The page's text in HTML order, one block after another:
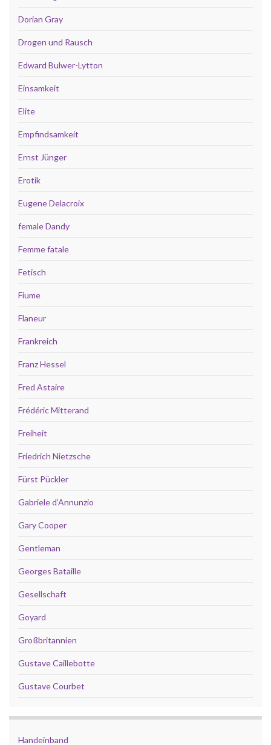
Dorian Gray
Drogen und Rausch
Edward Bulwer-Lytton
Einsamkeit
Elite
Empfindsamkeit
Ernst Jünger
Erotik
Eugene Delacroix
female Dandy
Femme fatale
Fetisch
Fiume
Flaneur
Frankreich
Franz Hessel
Fred Astaire
Frédéric Mitterand
Freiheit
Friedrich Nietzsche
Fürst Pückler
Gabriele d’Annunzio
Gary Cooper
Gentleman
Georges Bataille
Gesellschaft
Goyard
Großbritannien
Gustave Caillebotte
Gustave Courbet
Handeinband